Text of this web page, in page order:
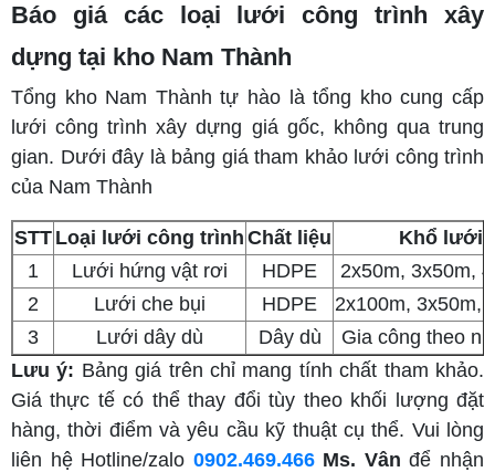
Báo giá các loại lưới công trình xây
dựng tại kho Nam Thành
Tổng kho Nam Thành tự hào là tổng kho cung cấp
lưới công trình xây dựng giá gốc, không qua trung
gian. Dưới đây là bảng giá tham khảo lưới công trình
của Nam Thành
STT Loại lưới công trình Chất liệu
Khổ lưới
1
Lưới hứng vật rơi HDPE
2x50m, 3x50m,
2
Lưới che bụi HDPE
2x100m, 3x50m,
3
Lưới dây dù Dây dù
Gia công theo
Lưu ý: Bảng giá trên chỉ mang tính chất tham khảo.
Giá thực tế có thể thay đổi tùy theo khối lượng đặt
hàng, thời điểm và yêu cầu kỹ thuật cụ thể. Vui lòng
liên hệ Hotline/zalo 0902.469.466Ms. Vân để nhận